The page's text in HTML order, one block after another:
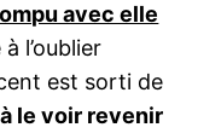
avec elle
l’oublier
est sorti de
le voir revenir